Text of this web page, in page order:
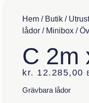
Hem / Butik /
lådor / Minibox /
C 2m
kr. 12.285,00
Grävbara lådor